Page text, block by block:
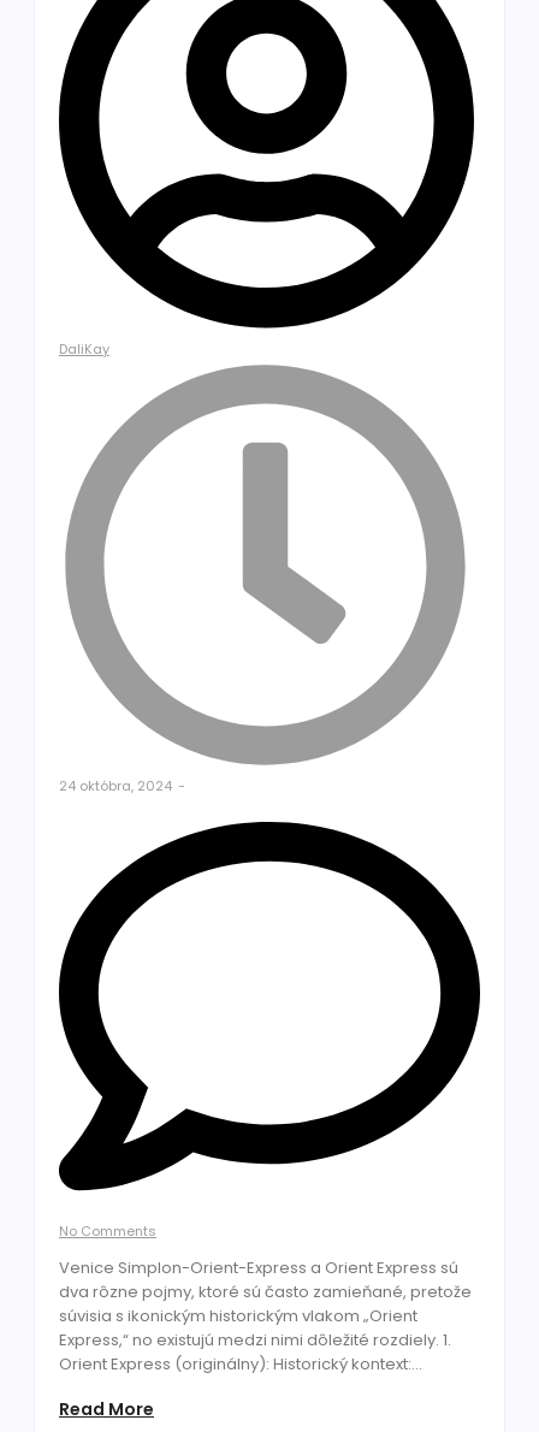
DaliKay
24 októbra, 2024 -
No Comments
Venice Simplon-Orient-Express a Orient Express sú
dva rôzne pojmy, ktoré sú často zamieňané, pretože
súvisia s ikonickým historickým vlakom „Orient
Express,“ no existujú medzi nimi dôležité rozdiely. 1.
Orient Express (originálny): Historický kontext:...
Read More